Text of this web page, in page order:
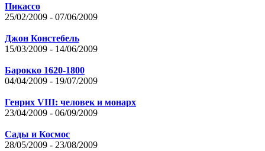
Пикассо
25/02/2009 - 07/06/2009
Джон Констебель
15/03/2009 - 14/06/2009
Барокко 1620-1800
04/04/2009 - 19/07/2009
Генрих VIII: человек и монарх
23/04/2009 - 06/09/2009
Сады и Космос
28/05/2009 - 23/08/2009